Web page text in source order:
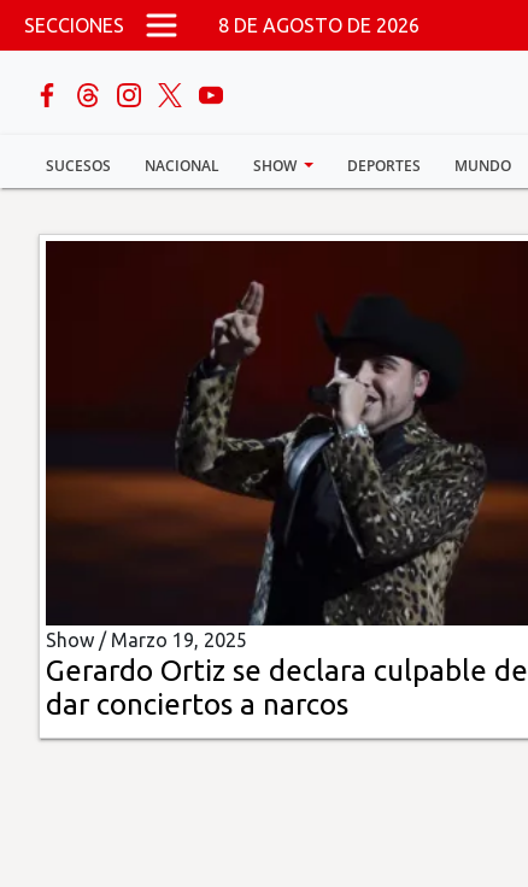
Pasar al contenido principal
SECCIONES 8 DE AGOSTO DE 2026
SUCESOS NACIONAL SHOW DEPORTES MUNDO
buscar
Sucesos
Nacional
Mundo
Multimedia
Impreso
Show / Marzo 19, 2025
Gerardo Ortiz se declara culpable de
dar conciertos a narcos